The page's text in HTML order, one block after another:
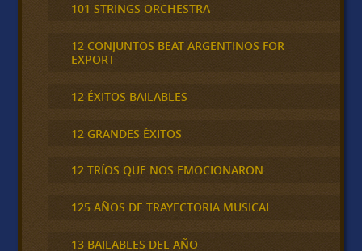
101 STRINGS ORCHESTRA
12 CONJUNTOS BEAT ARGENTINOS FOR
EXPORT
12 ÉXITOS BAILABLES
12 GRANDES ÉXITOS
12 TRÍOS QUE NOS EMOCIONARON
125 AÑOS DE TRAYECTORIA MUSICAL
13 BAILABLES DEL AÑO